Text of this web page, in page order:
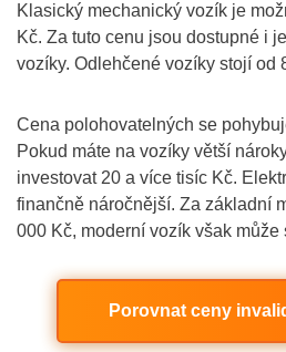
Klasický mechanický vozík je
Kč. Za tuto cenu jsou dostupné i
vozíky. Odlehčené vozíky stojí od
Cena polohovatelných se
Pokud máte na vozíky větší
investovat 20 a více tisíc Kč.
finančně náročnější. Za základní
000 Kč, moderní vozík však může
Porovnat ceny